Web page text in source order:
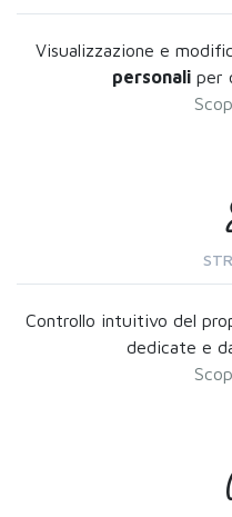
Visualizzazione e
personali per
Controllo intuitivo del
dedicate e